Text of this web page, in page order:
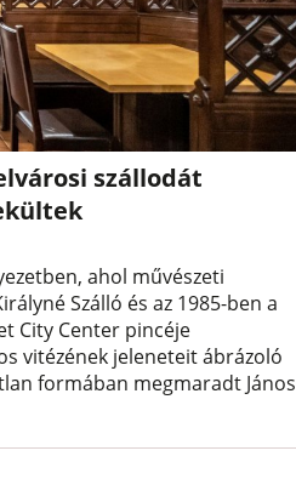
szállodát
ahol művészeti
Szálló és az 1985-ben a
City Center pincéje
vitézének jeleneteit ábrázoló
formában megmaradt János